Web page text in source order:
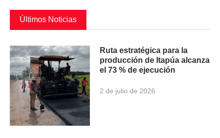
Últimos Noticias
Ruta estratégica para la
producción de Itapúa alcanza
el 73 % de ejecución
2 de julio de 2026